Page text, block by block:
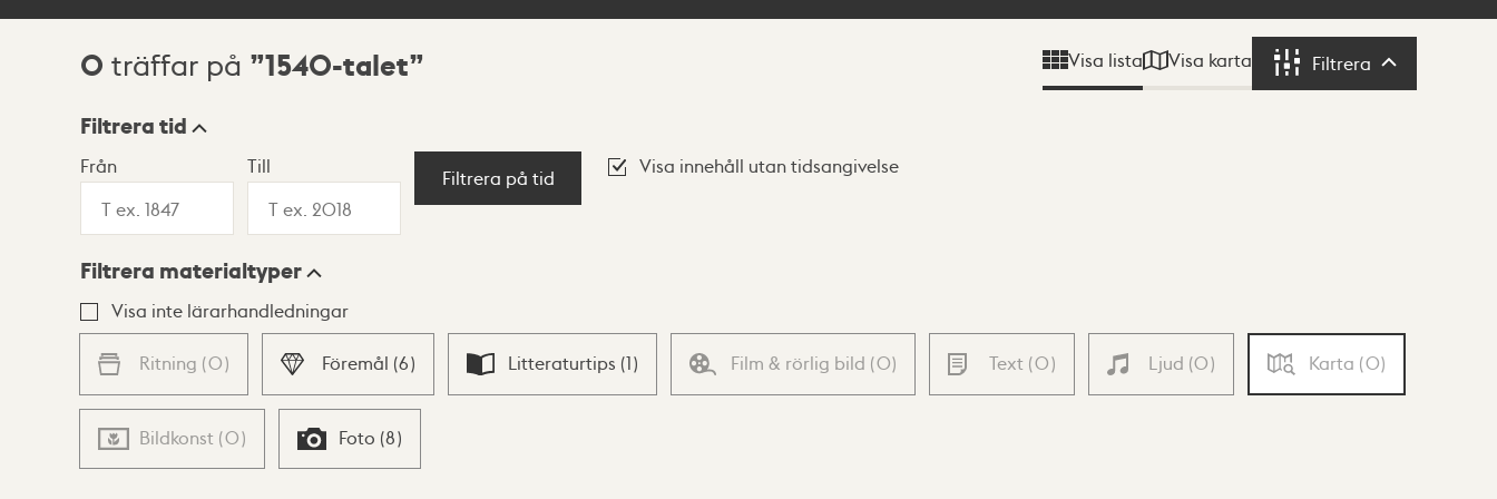
Sökresultat
0 träffar på 1540-talet Visa lista Visa karta Filtrera Filtrera
Visningsläge
Lista Karta
Filtrera tid
Från Till
Filtrera på tid
Visa innehåll utan tidsangivelse
Filtrera materialtyper
Visa inte lärarhandledningar
Ritning (0) Föremål (6) Litteraturtips (1) Film & rörlig bild (0) Text (0) Ljud (0) Karta (0)
Bildkonst (0) Foto (8)